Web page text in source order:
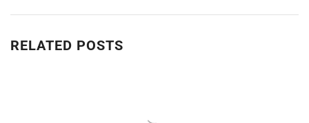
RELATED POSTS